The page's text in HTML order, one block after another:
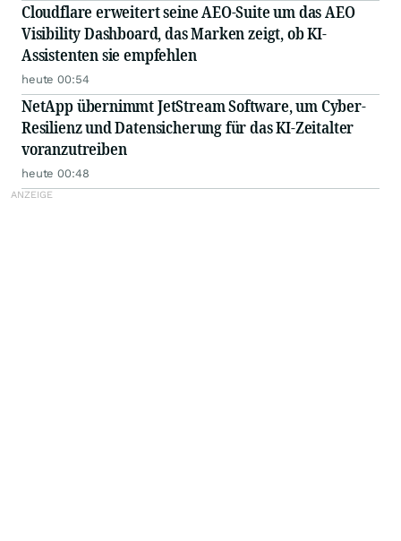
Cloudflare erweitert seine AEO-Suite um das AEO
Visibility Dashboard, das Marken zeigt, ob KI-
Assistenten sie empfehlen
heute 00:54
NetApp übernimmt JetStream Software, um Cyber-
Resilienz und Datensicherung für das KI-Zeitalter
voranzutreiben
heute 00:48